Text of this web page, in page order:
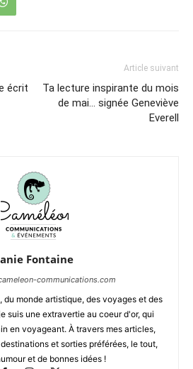
écrit
Article suivant
Ta lecture inspirante du mois
de mai… signée Geneviève
Everell
Fontaine
communications.com
du monde artistique, des voyages et des
suis une extravertie au coeur d'or, qui
en voyageant. À travers mes articles,
et sorties préférées, le tout,
et de bonnes idées !